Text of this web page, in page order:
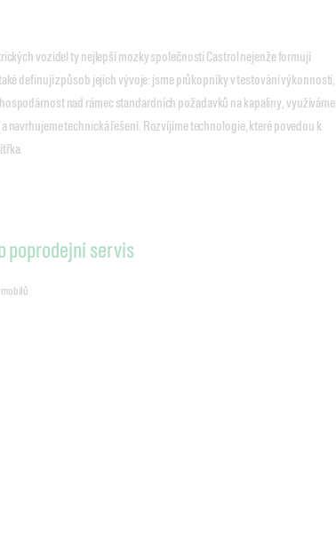
vozidel ty nejlepší mozky společnosti Castrol nejenže formují
definují způsob jejich vývoje: jsme průkopníky v testování výkonnosti,
nad rámec standardních požadavků na kapaliny, využíváme
navrhujeme technická řešení. Rozvíjíme technologie, které povedou k
poprodejní servis